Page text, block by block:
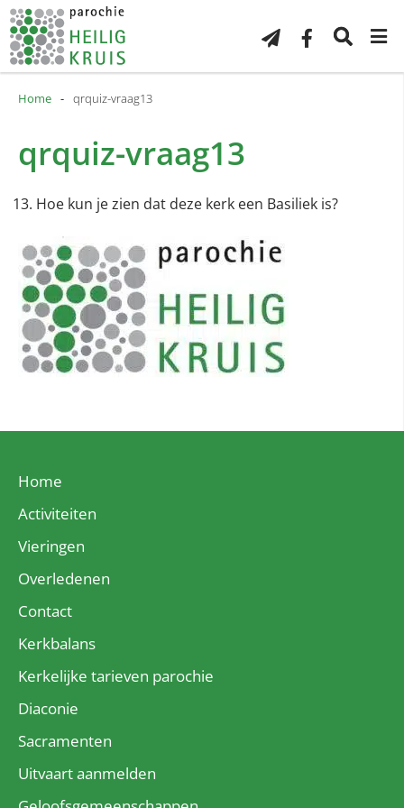
Home - qrquiz-vraag13
qrquiz-vraag13
Hoe kun je zien dat deze kerk een Basiliek is?
Home
Activiteiten
Vieringen
Overledenen
Contact
Kerkbalans
Kerkelijke tarieven parochie
Diaconie
Sacramenten
Uitvaart aanmelden